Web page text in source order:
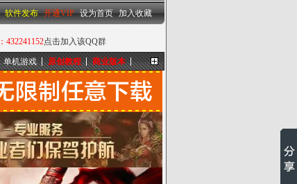
设为首页|加入收藏
432241152点击加入该QQ群
软件发布 开通VIP 设为首页 加入收藏
更多...
单机游戏 原创教程 商业版本